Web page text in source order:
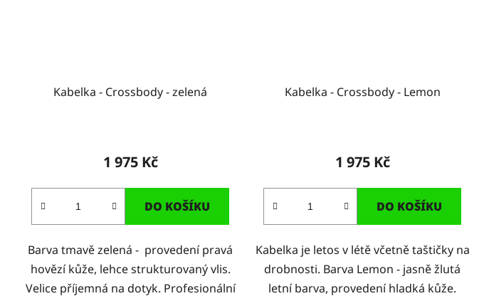
Kabelka - Crossbody - zelená
1 975 Kč
DO KOŠÍKU
Barva tmavě zelená - provedení pravá
hovězí kůže, lehce strukturovaný vlis.
Velice příjemná na dotyk. Profesionální
Kabelka - Crossbody - Lemon
1 975 Kč
DO KOŠÍKU
Kabelka je letos v létě včetně taštičky na
drobnosti. Barva Lemon - jasně žlutá
letní barva, provedení hladká kůže.